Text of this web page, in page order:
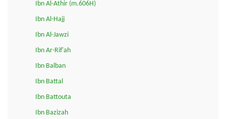
Ibn Al-Athir (m.606H)
Ibn Al-Hajj
Ibn Al-Jawzi
Ibn Ar-Rif'ah
Ibn Balban
Ibn Battal
Ibn Battouta
Ibn Bazizah